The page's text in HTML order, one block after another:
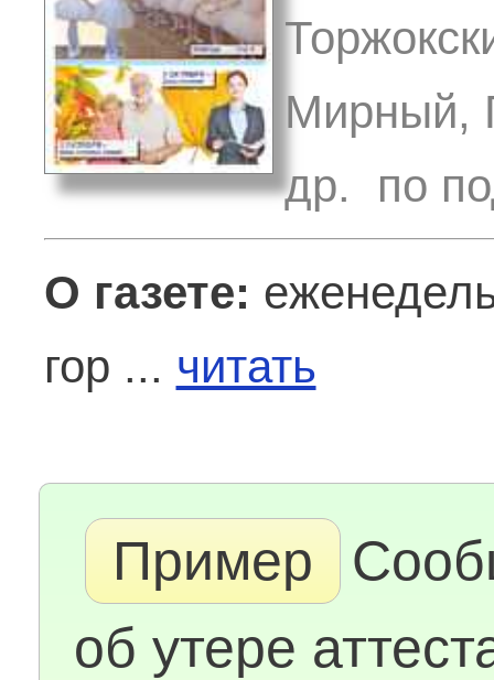
Мирный,
др. по
О газете:
гор ... читать
Пример
об утере